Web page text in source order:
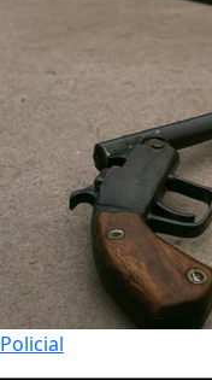
Policial